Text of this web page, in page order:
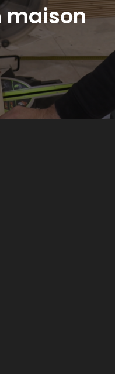
maison